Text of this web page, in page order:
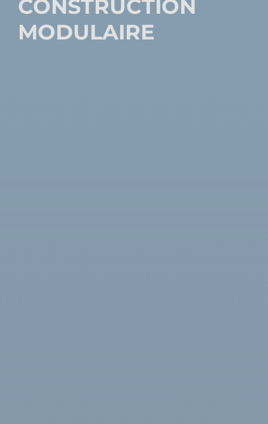
CONSTRUCTION
MODULAIRE